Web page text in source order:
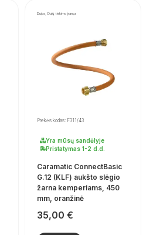
Dujos, Dujų tiekimo įranga
Prekės kodas: F311/43
Yra mūsų sandėlyje
Pristatymas 1-2 d.d.
Caramatic ConnectBasic
G.12 (KLF) aukšto slėgio
žarna kemperiams, 450
mm, oranžinė
35,00 €